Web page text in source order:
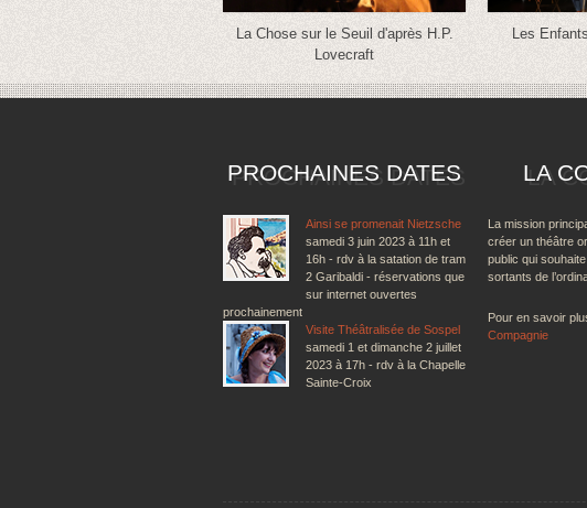
La Chose sur le Seuil d'après H.P.
Lovecraft
Les
PROCHAINES DATES
Ainsi se promenait Nietzsche
samedi 3 juin 2023 à 11h et
16h - rdv à la satation de tram
2 Garibaldi - réservations que
sur internet ouvertes
prochainement
Visite Théâtralisée de Sospel
samedi 1 et dimanche 2 juillet
2023 à 17h - rdv à la Chapelle
Sainte-Croix
LA
La mission
créer un théâtre
public qui
sortants de
Pour en savoir
Compagnie